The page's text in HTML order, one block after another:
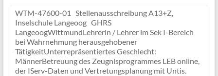
WTM-47600-01 Stellenausschreibung A13+Z,
Inselschule Langeoog GHRS
LangeoogWittmundLehrerin / Lehrer im Sek I-Bereich
bei Wahrnehmung herausgehobener
TätigkeitUnterrepräsentiertes Geschlecht:
MännerBetreuung des Zeugnisprogrammes LEB online,
der IServ-Daten und Vertretungsplanung mit Untis.